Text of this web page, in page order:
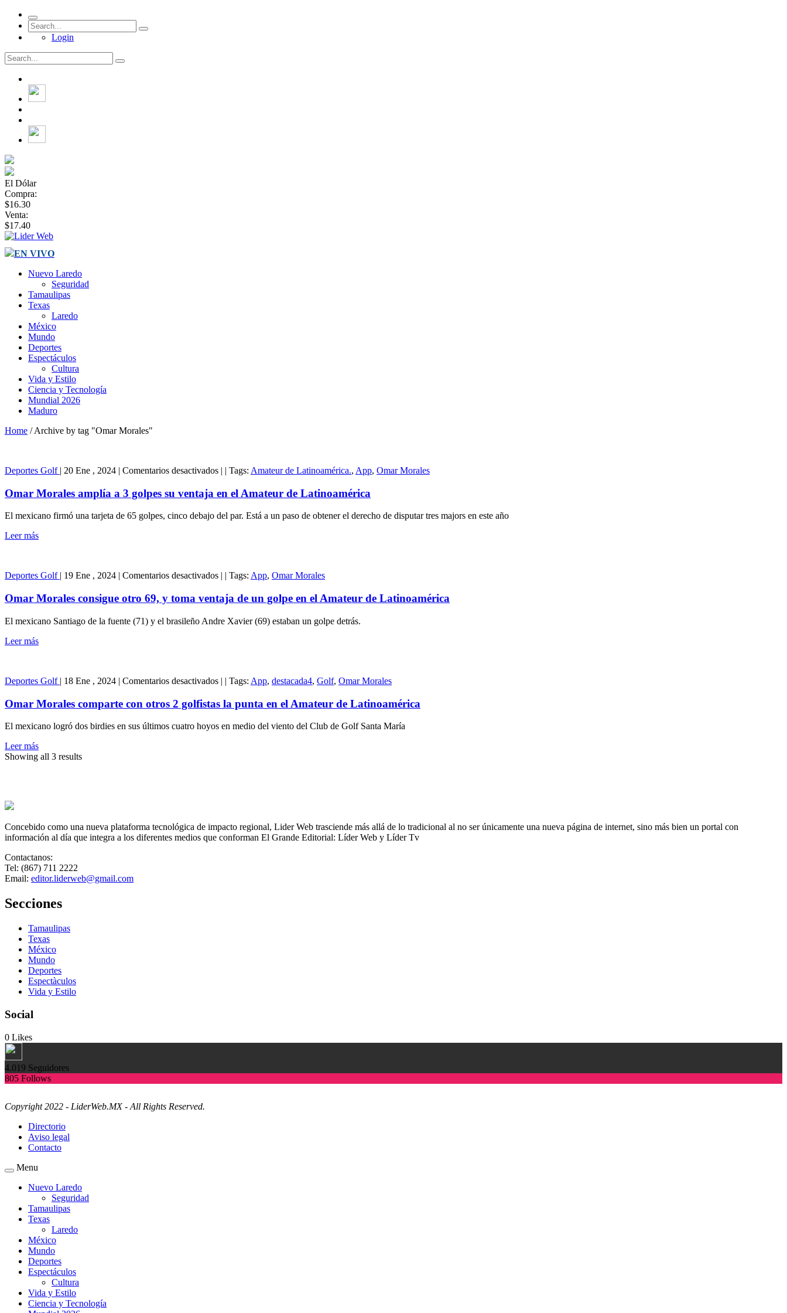
Login
El Dólar
Compra:
$16.30
Venta:
$17.40
EN VIVO
Nuevo Laredo
Seguridad
Tamaulipas
Texas
Laredo
México
Mundo
Deportes
Espectáculos
Cultura
Vida y Estilo
Ciencia y Tecnología
Mundial 2026
Maduro
Home / Archive by tag "Omar Morales"
Deportes Golf | 20 Ene , 2024 | Comentarios desactivadosen
Morales
amplía
a
el
de
Latinoamérica
| | Tags: Amateur de Latinoamérica., App, Omar Morales
Omar Morales amplía a 3 golpes su ventaja en el Amateur de Latinoamérica
El mexicano firmó una tarjeta de 65 golpes, cinco debajo del par. Está a un paso de obtener el derecho de disputar tres majors en este año
Leer más
Deportes Golf | 19 Ene , 2024 | Comentarios desactivadosen
Morales
consigue
otro
69,
un
en
el
Amateur
| | Tags: App, Omar Morales
Omar Morales consigue otro 69, y toma ventaja de un golpe en el Amateur de Latinoamérica
El mexicano Santiago de la fuente (71) y el brasileño Andre Xavier (69) estaban un golpe detrás.
Leer más
Deportes Golf | 18 Ene , 2024 | Comentarios desactivadosen
Morales
comparte
con
Latinoamérica
| | Tags: App, destacada4, Golf, Omar Morales
Omar Morales comparte con otros 2 golfistas la punta en el Amateur de Latinoamérica
El mexicano logró dos birdies en sus últimos cuatro hoyos en medio del viento del Club de Golf Santa María
Leer más
Showing all 3 results
Concebido como una nueva plataforma tecnológica de impacto regional, Lider Web trasciende más allá de lo tradicional al no ser únicamente una nueva página de internet, sino más bien un portal con
información al día que integra a los diferentes medios que conforman El Grande Editorial: Líder Web y Líder Tv
Contactanos:
Tel: (867) 711 2222
Email: editor.liderweb@gmail.com
Secciones
Tamaulipas
Texas
México
Mundo
Deportes
Espectàculos
Vida y Estilo
Social
0 Likes
4.019 Seguidores
805 Follows
Copyright 2022 - LiderWeb.MX - All Rights Reserved.
Directorio
Aviso legal
Contacto
Menu
Nuevo Laredo
Seguridad
Tamaulipas
Texas
Laredo
México
Mundo
Deportes
Espectáculos
Cultura
Vida y Estilo
Ciencia y Tecnología